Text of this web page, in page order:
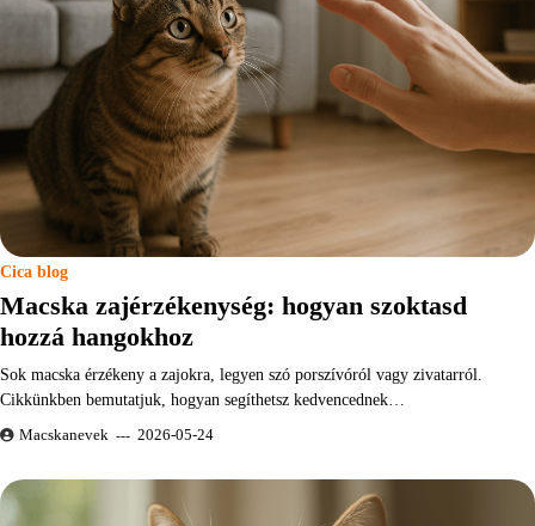
Cica blog
Macska zajérzékenység: hogyan szoktasd
hozzá hangokhoz
Sok macska érzékeny a zajokra, legyen szó porszívóról vagy zivatarról.
Cikkünkben bemutatjuk, hogyan segíthetsz kedvencednek…
Macskanevek 2026-05-24